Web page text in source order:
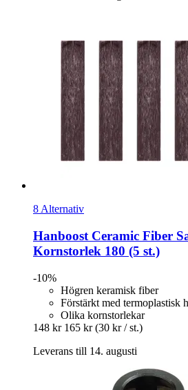
8 Alternativ
Hanboost Ceramic Fiber
Kornstorlek 180 (5 st.)
-10%
Högren keramisk fiber
Förstärkt med termoplastisk
Olika kornstorlekar
148 kr 165 kr (30 kr / st.)
Leverans till 14. augusti